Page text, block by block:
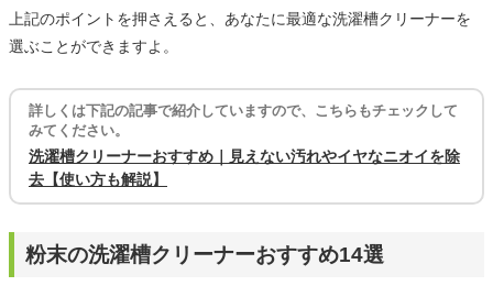
上記のポイントを押さえると、あなたに最適な洗濯槽クリーナーを
選ぶことができますよ。
詳しくは下記の記事で紹介していますので、こちらもチェックして
みてください。
洗濯槽クリーナーおすすめ｜見えない汚れやイヤなニオイを除
去【使い方も解説】
粉末の洗濯槽クリーナーおすすめ14選